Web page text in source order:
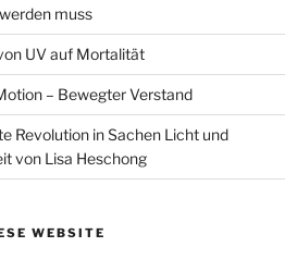
muss
UV auf Mortalität
– Bewegter Verstand
Revolution in Sachen Licht und
von Lisa Heschong
WEBSITE